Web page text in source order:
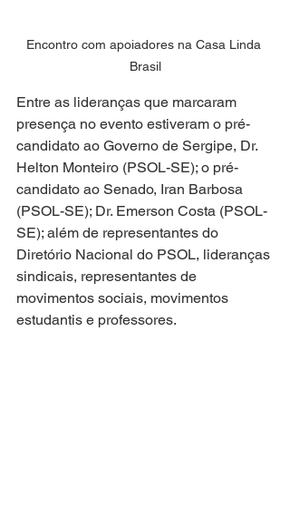
Encontro com apoiadores na Casa Linda
Brasil
Entre as lideranças que marcaram
presença no evento estiveram o pré-
candidato ao Governo de Sergipe, Dr.
Helton Monteiro (PSOL-SE); o pré-
candidato ao Senado, Iran Barbosa
(PSOL-SE); Dr. Emerson Costa (PSOL-
SE); além de representantes do
Diretório Nacional do PSOL, lideranças
sindicais, representantes de
movimentos sociais, movimentos
estudantis e professores.